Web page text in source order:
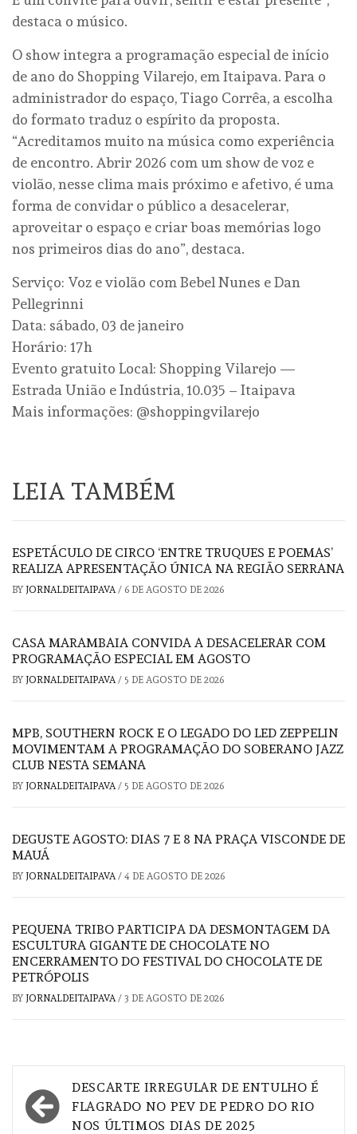
destaca o músico.
O show integra a programação especial de início
de ano do Shopping Vilarejo, em Itaipava. Para o
administrador do espaço, Tiago Corrêa, a escolha
do formato traduz o espírito da proposta.
“Acreditamos muito na música como experiência
de encontro. Abrir 2026 com um show de voz e
violão, nesse clima mais próximo e afetivo, é uma
forma de convidar o público a desacelerar,
aproveitar o espaço e criar boas memórias logo
nos primeiros dias do ano”, destaca.
Serviço: Voz e violão com Bebel Nunes e Dan
Pellegrinni
Data: sábado, 03 de janeiro
Horário: 17h
Evento gratuito Local: Shopping Vilarejo —
Estrada União e Indústria, 10.035 – Itaipava
Mais informações: @shoppingvilarejo
LEIA TAMBÉM
ESPETÁCULO DE CIRCO ‘ENTRE TRUQUES E POEMAS’
REALIZA APRESENTAÇÃO ÚNICA NA REGIÃO SERRANA
BY JORNALDEITAIPAVA/ 6 DE AGOSTO DE 2026
CASA MARAMBAIA CONVIDA A DESACELERAR COM
PROGRAMAÇÃO ESPECIAL EM AGOSTO
BY JORNALDEITAIPAVA/ 5 DE AGOSTO DE 2026
MPB, SOUTHERN ROCK E O LEGADO DO LED ZEPPELIN
MOVIMENTAM A PROGRAMAÇÃO DO SOBERANO JAZZ
CLUB NESTA SEMANA
BY JORNALDEITAIPAVA/ 5 DE AGOSTO DE 2026
DEGUSTE AGOSTO: DIAS 7 E 8 NA PRAÇA VISCONDE DE
MAUÁ
BY JORNALDEITAIPAVA/ 4 DE AGOSTO DE 2026
PEQUENA TRIBO PARTICIPA DA DESMONTAGEM DA
ESCULTURA GIGANTE DE CHOCOLATE NO
ENCERRAMENTO DO FESTIVAL DO CHOCOLATE DE
PETRÓPOLIS
BY JORNALDEITAIPAVA/ 3 DE AGOSTO DE 2026
Navegação
de
DESCARTE IRREGULAR DE ENTULHO É
FLAGRADO NO PEV DE PEDRO DO RIO
NOS ÚLTIMOS DIAS DE 2025